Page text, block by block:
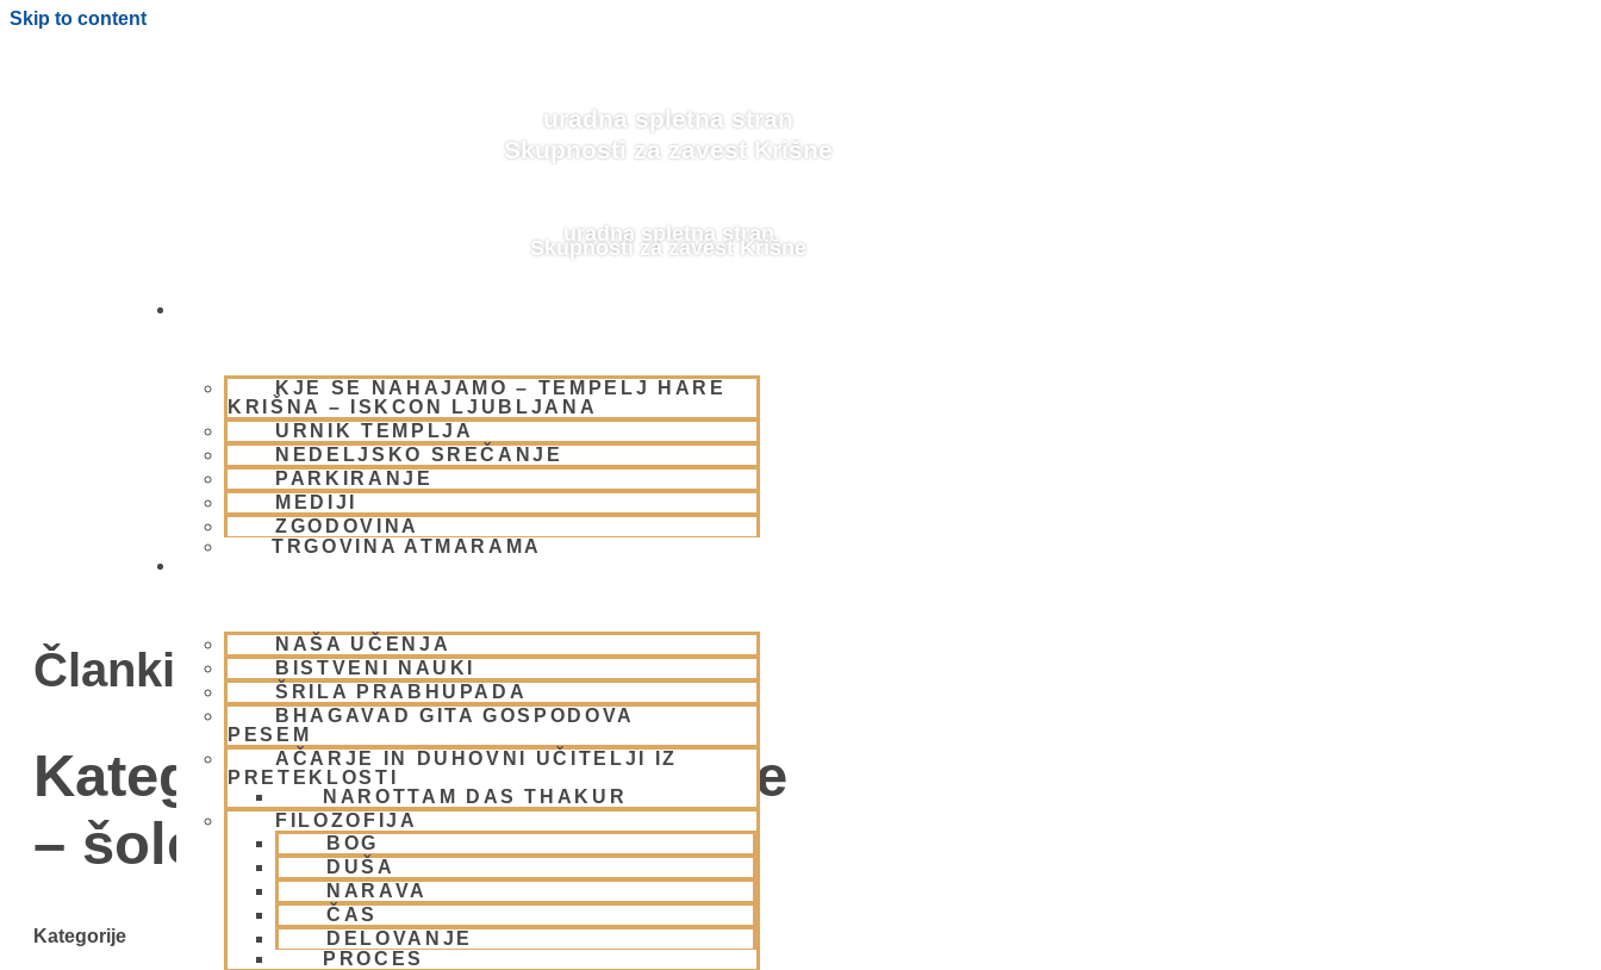
Skip to content
uradna spletna stran
Skupnosti za zavest Krišne
uradna spletna stran
Skupnosti za zavest Krišne
KJE SE NAHAJAMO – TEMPELJ HARE
KRIŠNA – ISKCON LJUBLJANA
URNIK TEMPLJA
NEDELJSKO SREČANJE
PARKIRANJE
MEDIJI
ZGODOVINA
TRGOVINA ATMARAMA
NAŠA UČENJA
BISTVENI NAUKI
ŠRILA PRABHUPADA
BHAGAVAD GITA GOSPODOVA
PESEM
AČARJE IN DUHOVNI UČITELJI IZ
PRETEKLOSTI
NAROTTAM DAS THAKUR
FILOZOFIJA
BOG
DUŠA
NARAVA
ČAS
DELOVANJE
PROCES
Članki
Kategorija: Obiski fakultete
– šole
Kategorije